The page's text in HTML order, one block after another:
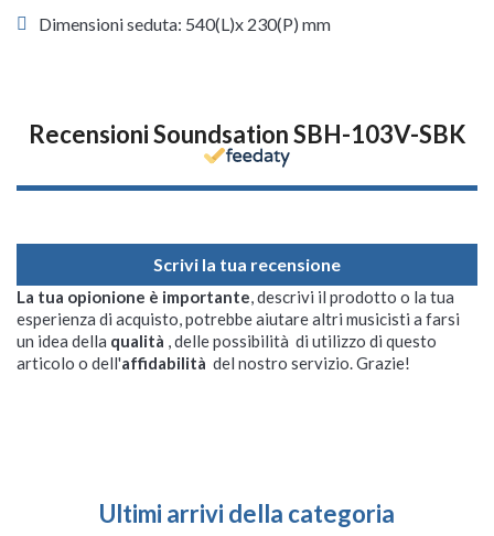
Dimensioni seduta: 540(L)x 230(P) mm
Recensioni Soundsation SBH-103V-SBK
Scrivi la tua recensione
La tua opionione è importante, descrivi il prodotto o la tua
esperienza di acquisto, potrebbe aiutare altri musicisti a farsi
un idea della qualità , delle possibilità di utilizzo di questo
articolo o dell'affidabilità del nostro servizio. Grazie!
Ultimi arrivi della categoria